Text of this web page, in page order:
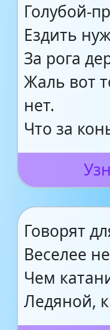
Голубой-
Ездить
За рога
Жаль вот
нет.
Что за
Говорят
Веселее
Чем
Ледяной,